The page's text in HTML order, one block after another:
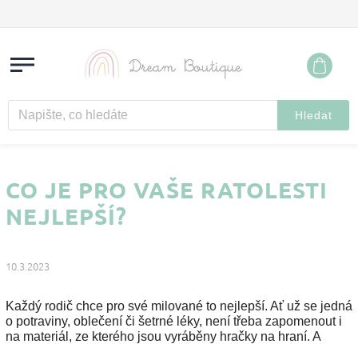
Hledat
CO JE PRO VAŠE RATOLESTI
NEJLEPŠÍ?
10.3.2023
Každý rodič chce pro své milované to nejlepší. Ať už se jedná
o potraviny, oblečení či šetrné léky, není třeba zapomenout i
na materiál, ze kterého jsou vyráběny hračky na hraní. A